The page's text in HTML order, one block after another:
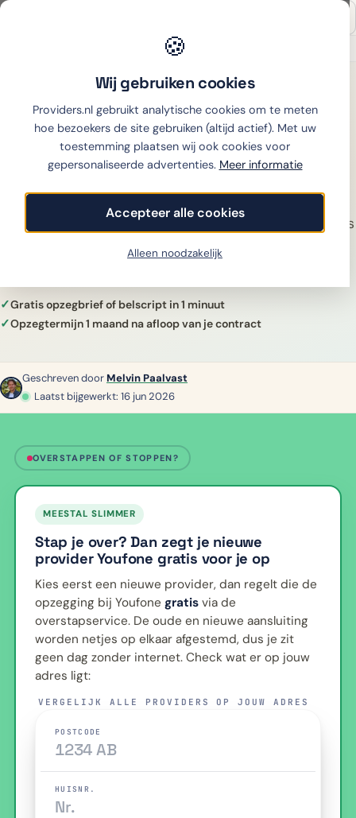
🍪
Wij gebruiken cookies
Providers.nl gebruikt analytische cookies om te meten
hoe bezoekers de site gebruiken (altijd actief). Met uw
toestemming plaatsen wij ook cookies voor
gepersonaliseerde advertenties. Meer informatie
Accepteer alle cookies
Alleen noodzakelijk
Thuiswinkel partner
Youfoneopzeggen
versturen van het formulier geldt direct als
opzegmoment. Of bel 088-222 9 222 (Sim Only gratis
via 1200). Opzegtermijn 1 maand. Maak gratis je
Gratis opzegbrief of belscript in 1 minuut
Opzegtermijn 1 maand na afloop van je contract
Geschreven door Melvin Paalvast
Laatst bijgewerkt: 16 jun 2026
OVERSTAPPEN OF STOPPEN?
MEESTAL SLIMMER
Stap je over? Dan zegt je nieuwe
provider Youfone gratis voor je op
Kies eerst een nieuwe provider, dan regelt die de
opzegging bij Youfone gratis via de
overstapservice. De oude en nieuwe aansluiting
worden netjes op elkaar afgestemd, dus je zit
geen dag zonder internet. Check wat er op jouw
adres ligt:
VERGELIJK ALLE PROVIDERS OP JOUW ADRES
POSTCODE
HUISNR.